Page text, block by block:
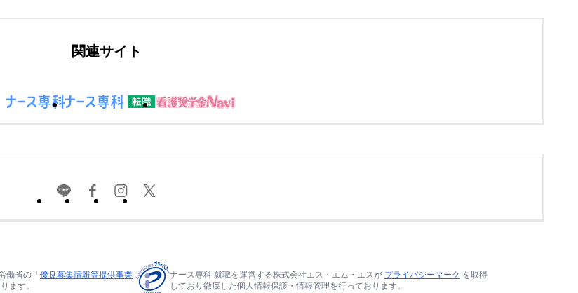
関連サイト
働省の「優良募集情報等提供事業
ます。
ナース専科 就職を運営する株式会社エス・エム・エスが プライバシーマーク を取得
しており徹底した個人情報保護・情報管理を行っております。